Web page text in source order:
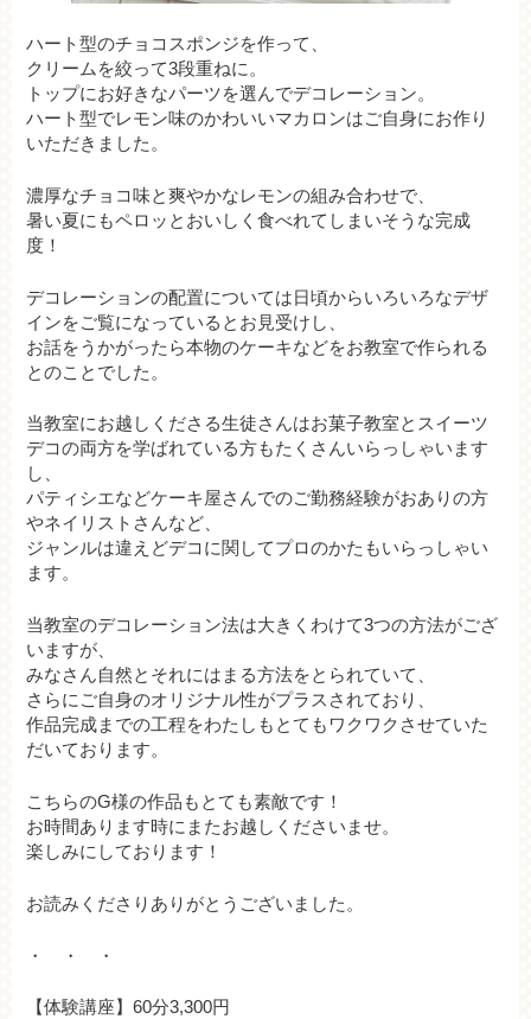
ハート型のチョコスポンジを作って、
クリームを絞って3段重ねに。
トップにお好きなパーツを選んでデコレーション。
ハート型でレモン味のかわいいマカロンはご自身にお作り
いただきました。
濃厚なチョコ味と爽やかなレモンの組み合わせで、
暑い夏にもペロッとおいしく食べれてしまいそうな完成
度！
デコレーションの配置については日頃からいろいろなデザ
インをご覧になっているとお見受けし、
お話をうかがったら本物のケーキなどをお教室で作られる
とのことでした。
当教室にお越しくださる生徒さんはお菓子教室とスイーツ
デコの両方を学ばれている方もたくさんいらっしゃいます
し、
パティシエなどケーキ屋さんでのご勤務経験がおありの方
やネイリストさんなど、
ジャンルは違えどデコに関してプロのかたもいらっしゃい
ます。
当教室のデコレーション法は大きくわけて3つの方法がござ
いますが、
みなさん自然とそれにはまる方法をとられていて、
さらにご自身のオリジナル性がプラスされており、
作品完成までの工程をわたしもとてもワクワクさせていた
だいております。
こちらのG様の作品もとても素敵です！
お時間あります時にまたお越しくださいませ。
楽しみにしております！
お読みくださりありがとうございました。
・ ・ ・
【体験講座】60分3,300円